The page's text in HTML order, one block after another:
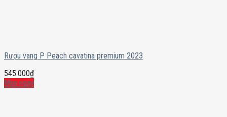
Rượu vang P Peach cavatina premium 2023
545.000₫
Mua ngay